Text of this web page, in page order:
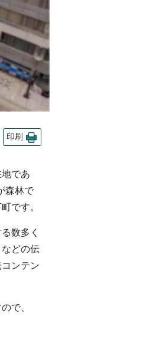
印刷
であ
森林で
です。
数多く
どの伝
ンテン
で、